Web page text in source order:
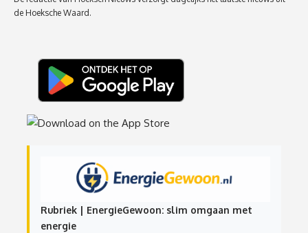
de Hoeksche Waard.
Rubriek | EnergieGewoon: slim omgaan met
energie